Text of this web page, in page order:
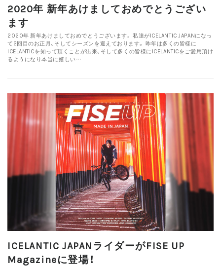
2020年 新年あけましておめでとうござい
ます
2020年 新年あけましておめでとうございます。 私達がICELANTIC JAPANになっ
て2回目のお正月、そしてシーズンを迎えております。 昨年は多くの皆様に
ICELANTICを知って頂くことが出来、そして多くの皆様にICELANTICをご愛用頂け
るようになり本当に嬉しい…
ICELANTIC JAPANライダーがFISE UP
Magazineに登場！